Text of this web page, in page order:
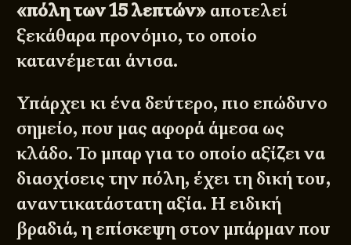
«πόλη των 15 λεπτών» αποτελεί
ξεκάθαρα προνόμιο, το οποίο
κατανέμεται άνισα.
Υπάρχει κι ένα δεύτερο, πιο επώδυνο
σημείο, που μας αφορά άμεσα ως
κλάδο. Το μπαρ για το οποίο αξίζει να
διασχίσεις την πόλη, έχει τη δική του,
αναντικατάστατη αξία. Η ειδική
βραδιά, η επίσκεψη στον μπάρμαν που